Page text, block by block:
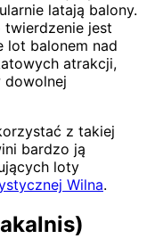
latają balony.
jest
lot balonem nad
atrakcji,
dowolnej
z takiej
bardzo ją
loty
Wilna.